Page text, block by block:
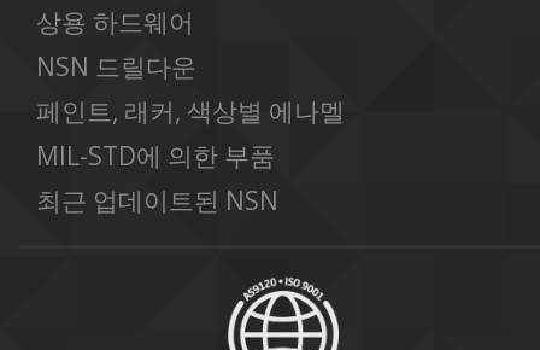
상용 하드웨어
NSN 드릴다운
페인트, 래커, 색상별 에나멜
MIL-STD에 의한 부품
최근 업데이트된 NSN